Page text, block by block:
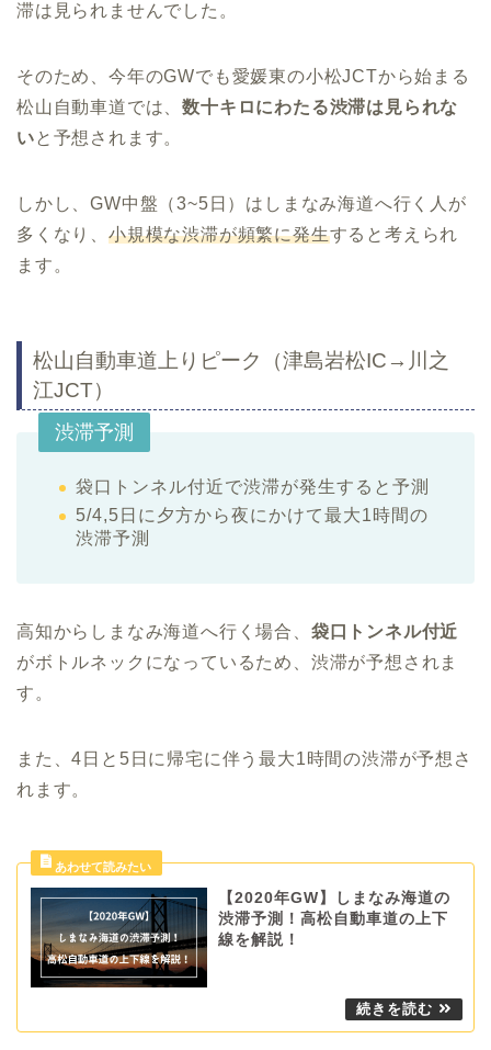
滞は見られませんでした。
そのため、今年のGWでも愛媛東の小松JCTから始まる
松山自動車道では、数十キロにわたる渋滞は見られな
いと予想されます。
しかし、GW中盤（3~5日）はしまなみ海道へ行く人が
多くなり、 小規模な渋滞が頻繁に発生すると考えられ
ます。
松山自動車道上りピーク（津島岩松IC→川之
江JCT）
渋滞予測
袋口トンネル付近で渋滞が発生すると予測
5/4,5日に夕方から夜にかけて最大1時間の
渋滞予測
高知からしまなみ海道へ行く場合、 袋口トンネル付近
がボトルネックになっているため、渋滞が予想されま
す。
また、4日と5日に帰宅に伴う最大1時間の渋滞が予想さ
れます。
【2020年GW】しまなみ海道の
渋滞予測！高松自動車道の上下
線を解説！